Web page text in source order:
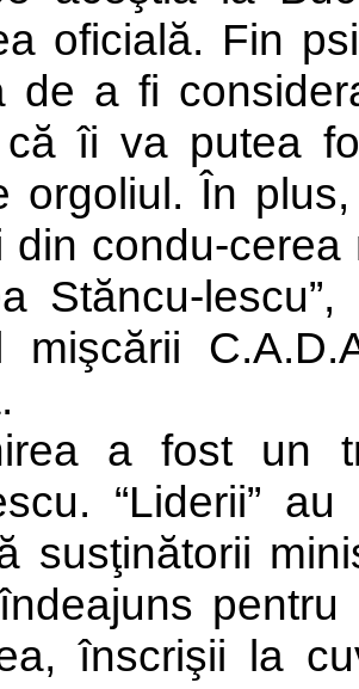
oficială. Fin
de a fi
că îi va putea
orgoliul. În
din condu-
Stăncu-
mişcării
a fost un
“Liderii”
susţinătorii
înscrişii la